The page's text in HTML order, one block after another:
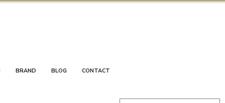
BRAND BLOG CONTACT